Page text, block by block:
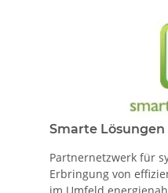
Smarte Lösungen
Partnernetzwerk für
Erbringung von
im Umfeld